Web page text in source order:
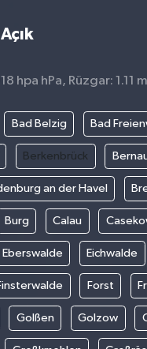
Açık
hpa hPa, Rüzgar: 1.11
Bad Belzig Bad
Berkenbrück
an der Havel
Burg Calau
Eberswalde Eichwalde
Forst
Golßen Golzow